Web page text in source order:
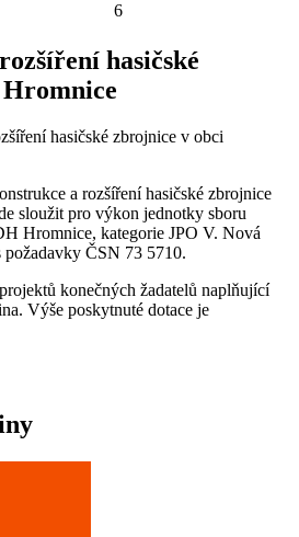
6
hasičské
hasičské zbrojnice v obci
a rozšíření hasičské zbrojnice
sloužit pro výkon jednotky sboru
Hromnice, kategorie JPO V. Nová
požadavky ČSN 73 5710.
konečných žadatelů naplňující
Výše poskytnuté dotace je